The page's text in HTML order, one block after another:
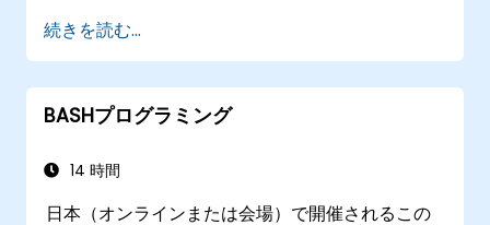
ム管理業務におけるBashの役割を理解する。
Bashを用いて作業の自動化およびシステム管
理を行えるようになる。
続きを読む...
BASHプログラミング
14 時間
日本（オンラインまたは会場）で開催されるこの